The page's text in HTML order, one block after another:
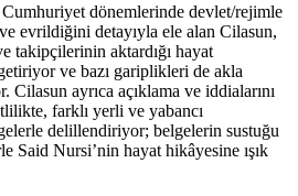
dönemlerinde devlet/rejimle
ve evrildiğini detayıyla ele alan Cilasun,
takipçilerinin aktardığı hayat
ve bazı gariplikleri de akla
Cilasun ayrıca açıklama ve iddialarını
farklı yerli ve yabancı
delillendiriyor; belgelerin sustuğu
Said Nursi’nin hayat hikâyesine ışık